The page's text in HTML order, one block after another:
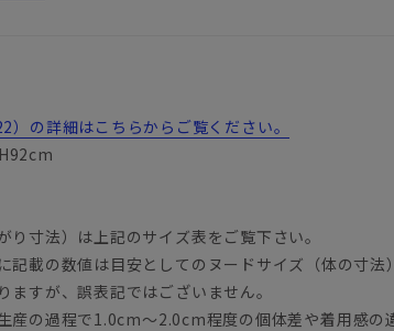
）の詳細はこちらからご覧ください。
寸法）は上記のサイズ表をご覧下さい。
載の数値は目安としてのヌードサイズ（体の寸法）
すが、誤表記ではございません。
産の過程で1.0cm～2.0cm程度の個体差や着用感の
YA3 A3 A4 A5 A6 A7 A8 A9